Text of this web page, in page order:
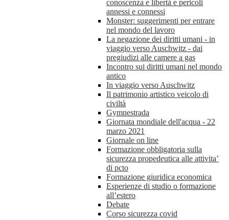
conoscenza e libertà e pericoli
annessi e connessi
Monster: suggerimenti per entrare
nel mondo del lavoro
La negazione dei diritti umani - in
viaggio verso Auschwitz - dai
pregiudizi alle camere a gas
Incontro sui diritti umani nel mondo
antico
In viaggio verso Auschwitz
Il patrimonio artistico veicolo di
civiltà
Gymnestrada
Giornata mondiale dell'acqua - 22
marzo 2021
Giornale on line
Formazione obbligatoria sulla
sicurezza propedeutica alle attivita’
di pcto
Formazione giuridica economica
Esperienze di studio o formazione
all’estero
Debate
Corso sicurezza covid